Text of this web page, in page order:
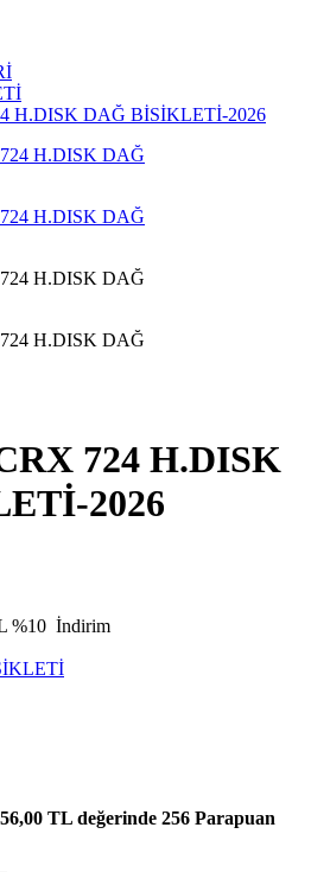
H.DISK DAĞ BİSİKLETİ-2026
724 H.DISK
2026
%10 İndirim
TL değerinde 256 Parapuan